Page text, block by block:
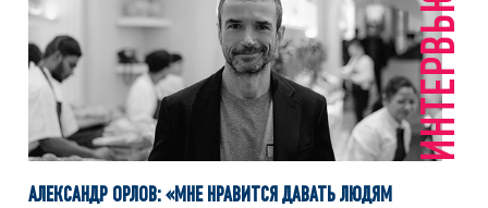
АЛЕКСАНДР ОРЛОВ: «МНЕ НРАВИТСЯ ДАВАТЬ ЛЮДЯМ
ИНТЕРВЬЮ